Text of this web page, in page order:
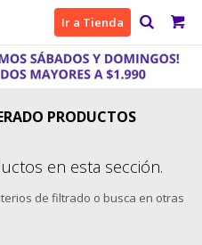
Ir a Tienda
PRODUCTOS
en esta sección.
de filtrado o busca en otras